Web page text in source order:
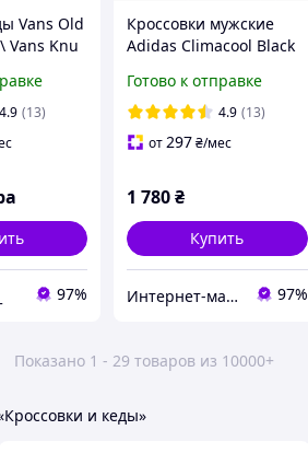
Vans Old
Vans Knu
4.9 (13)
97%
Кроссовки мужские
Adidas Climaсool Black
Готово к отправке
4.9 (13)
от297₴/мес
1 780₴
Купить
Интернет-магазин «Step Master» 97%
Показано 1 - 29 товаров из 10000+
и кеды»